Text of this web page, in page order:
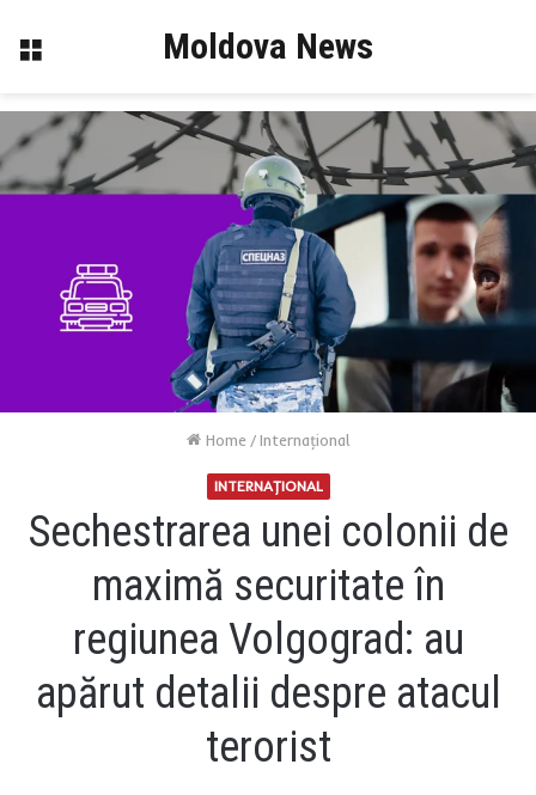
Menu Moldova News
Home / Internaţional
INTERNAŢIONAL
Sechestrarea unei colonii de
maximă securitate în
regiunea Volgograd: au
apărut detalii despre atacul
terorist